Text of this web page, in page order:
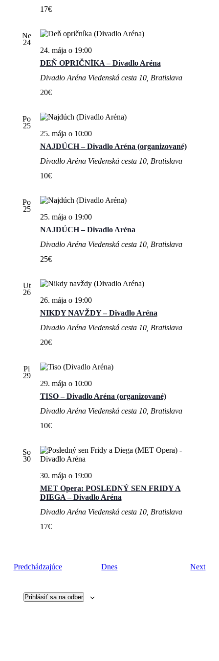
17€
Ne
24
DEŇ OPRIČNÍKA – Divadlo Aréna
24. mája o 19:00
Divadlo Aréna Viedenská cesta 10, Bratislava
20€
Po
25
NAJDÚCH – Divadlo Aréna (organizované)
25. mája o 10:00
Divadlo Aréna Viedenská cesta 10, Bratislava
10€
Po
25
NAJDÚCH – Divadlo Aréna
25. mája o 19:00
Divadlo Aréna Viedenská cesta 10, Bratislava
25€
Ut
26
NIKDY NAVŽDY – Divadlo Aréna
26. mája o 19:00
Divadlo Aréna Viedenská cesta 10, Bratislava
20€
Pi
29
TISO – Divadlo Aréna (organizované)
29. mája o 10:00
Divadlo Aréna Viedenská cesta 10, Bratislava
10€
So
30
MET Opera: POSLEDNÝ SEN FRIDY A
DIEGA – Divadlo Aréna
30. mája o 19:00
Divadlo Aréna Viedenská cesta 10, Bratislava
17€
PredchádzajúceUdalosti Dnes Next
Prihlásiť sa na odber